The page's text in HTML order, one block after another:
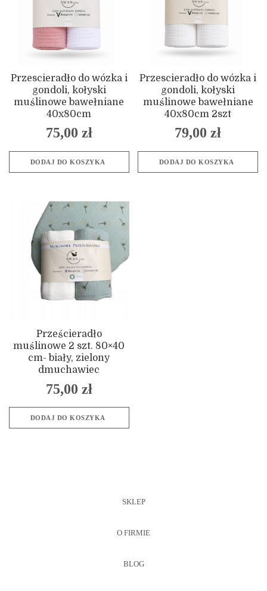
Przescieradło do wózka i
gondoli, kołyski
muślinowe bawełniane
40x80cm
75,00 zł
DODAJ DO KOSZYKA
Przescieradło do wózka i
gondoli, kołyski
muślinowe bawełniane
40x80cm 2szt
79,00zł
DODAJ DO KOSZYKA
Prześcieradło
muślinowe 2 szt. 80×40
cm- biały, zielony
dmuchawiec
75,00 zł
DODAJ DO KOSZYKA
SKLEP
O FIRMIE
BLOG